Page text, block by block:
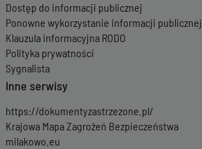
Dostęp do informacji publicznej
Ponowne wykorzystanie informacji publicznej
Klauzula informacyjna RODO
Polityka prywatności
Sygnalista
Inne serwisy
https://dokumentyzastrzezone.pl/
Krajowa Mapa Zagrożeń Bezpieczeństwa
milakowo.eu